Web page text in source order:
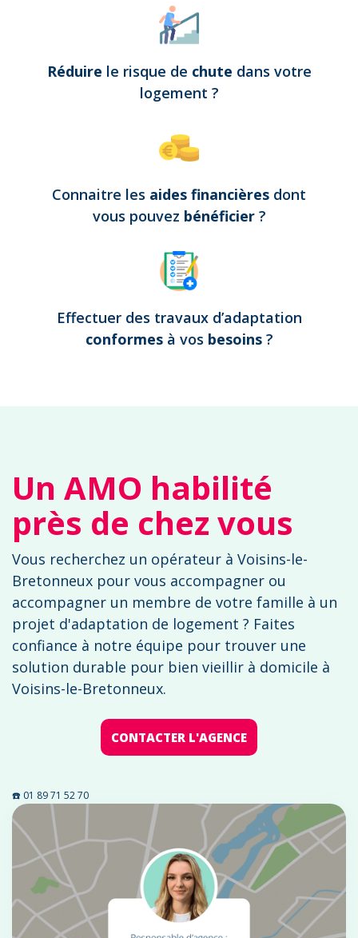
Réduire le risque de chute dans votre
logement ?
Connaitre les aides financières dont
vous pouvez bénéficier ?
Effectuer des travaux d’adaptation
conformes à vos besoins ?
Un AMO habilité
près de chez vous
Vous recherchez un opérateur à Voisins-le-
Bretonneux pour vous accompagner ou
accompagner un membre de votre famille à un
projet d'adaptation de logement ? Faites
confiance à notre équipe pour trouver une
solution durable pour bien vieillir à domicile à
Voisins-le-Bretonneux.
CONTACTER L'AGENCE
☎️ 01 89 71 52 70